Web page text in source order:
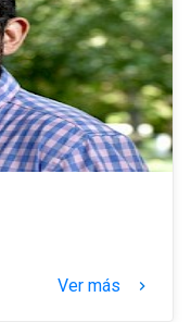
Ver más
keyboard_arrow_right